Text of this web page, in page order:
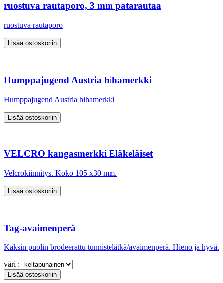
ruostuva rautaporo, 3 mm patarautaa
ruostuva rautaporo
Humppajugend Austria hihamerkki
Humppajugend Austria hihamerkki
VELCRO kangasmerkki Eläkeläiset
Velcrokiinnitys. Koko 105 x30 mm.
Tag-avaimenperä
Kaksin puolin brodeerattu tunnistelätkä/avaimenperä. Hieno ja hyvä.
väri :